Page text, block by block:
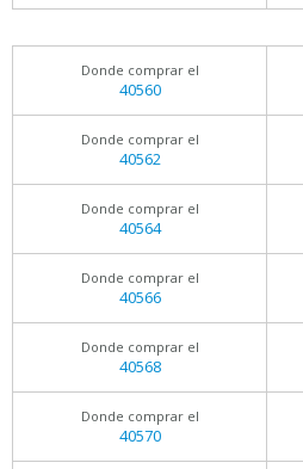
Donde comprar el
40560
Donde comprar el
40562
Donde comprar el
40564
Donde comprar el
40566
Donde comprar el
40568
Donde comprar el
40570